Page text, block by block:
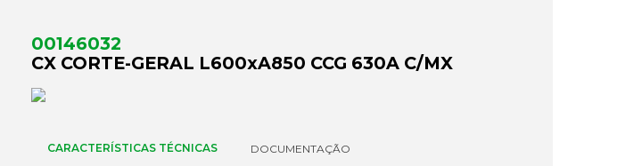
00146032
CX CORTE-GERAL L600xA850 CCG 630A C/MX
CARACTERÍSTICAS TÉCNICAS DOCUMENTAÇÃO